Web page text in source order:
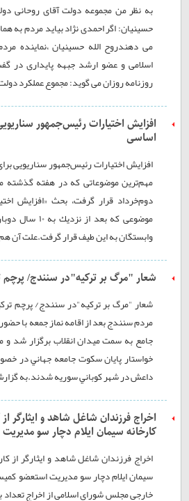
به نظر من مجموعه دولت آقای روحانی
می دهندروح الله حسینیان ،نماینده
اسلامی و عضو ارشد جبهه پایداری در
روزنامه روزان می گوید: مجموع عملکرد
افزایش اختیارات رئیس‌جمهور
اساسی
افزایش اختیارات رئیس‌جمهور سناریویی
مهم‌ترین موضوعاتی كه در هفته گذشته
دوم‌خرداد قرار گرفت، بحث «افزایش
موضوعی كه بعد
وابستگان به این طیف قرار گرفت.علت آن
شعار "مرگ بر ترکیه"در سنندج/
شعار "مرگ بر ترکیه"در سنندج/ پرچم
مردم سنندج بعد از اقامه نماز جمعه با
جامع به سمت ميدان انقلاب برگزار شد
خواستار پايان سكوت جامعه جهاني در
داعش در شهر كوباني سوريه شدند.به
اخراج فرزندان شاغل شاهد و ایثارگر
کارخانه سیمان ایلام دچار سو
اخراج فرزندان شاغل شاهد و ایثارگر از
سیمان ایلام دچار سو مدیریت استعضو
خارجی مجلس شورای اسلامی از اخراج